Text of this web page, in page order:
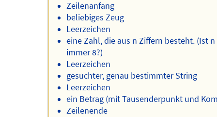
Zeilenanfang
beliebiges Zeug
Leerzeichen
eine Zahl, die aus n Ziffern besteht. (Ist n
immer 8?)
Leerzeichen
gesuchter, genau bestimmter String
Leerzeichen
ein Betrag (mit Tausenderpunkt und
Zeilenende